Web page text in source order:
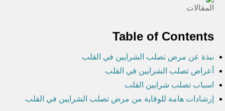
المقالات
Table of Contents
نبذة عن مرض تصلب الشرايين في القلب
أعراض تصلب الشرايين في القلب
اسباب تصلب شرايين القلب
إرشادات هامة للوقاية من مرض تصلب الشرايين في القلب